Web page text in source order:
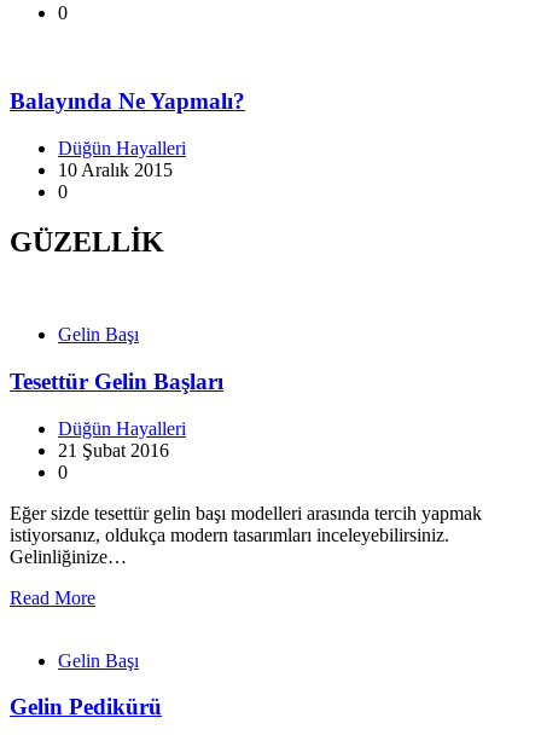
0
Balayında Ne Yapmalı?
Düğün Hayalleri
10 Aralık 2015
0
GÜZELLİK
Gelin Başı
Tesettür Gelin Başları
Düğün Hayalleri
21 Şubat 2016
0
Eğer sizde tesettür gelin başı modelleri arasında tercih yapmak
istiyorsanız, oldukça modern tasarımları inceleyebilirsiniz.
Gelinliğinize…
Read More
Gelin Başı
Gelin Pedikürü